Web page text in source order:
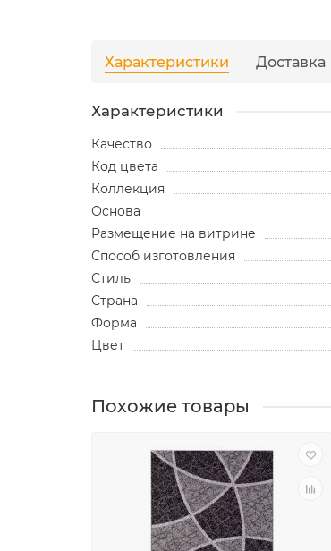
Характеристики Доставка
Характеристики
Качество
Код цвета
Коллекция
Основа
Размещение на витрине
Способ изготовления
Стиль
Страна
Форма
Цвет
Похожие товары